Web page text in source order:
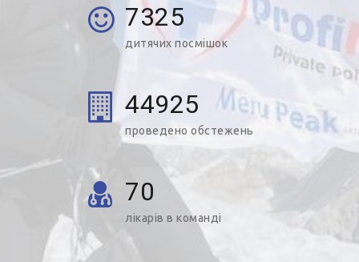
7325
дитячих посмішок
44925
проведено обстежень
70
лікарів в команді